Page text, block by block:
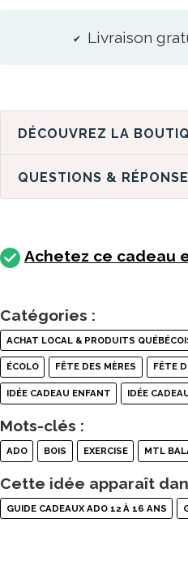
Livraison
QUESTIONS &
Achetez ce cadeau
Catégories :
ACHAT LOCAL & PRODUITS
ÉCOLO FÊTE DES MÈRES FÊTE
IDÉE CADEAU ENFANT IDÉE
Mots-clés :
ADO BOIS EXERCISE MTL
Cette idée apparaît
GUIDE CADEAUX ADO 12 À 16 ANS